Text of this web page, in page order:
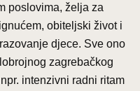
poslovima, želja za
obiteljski život i
djece. Sve ono
zagrebačkog
intenzivni radni ritam